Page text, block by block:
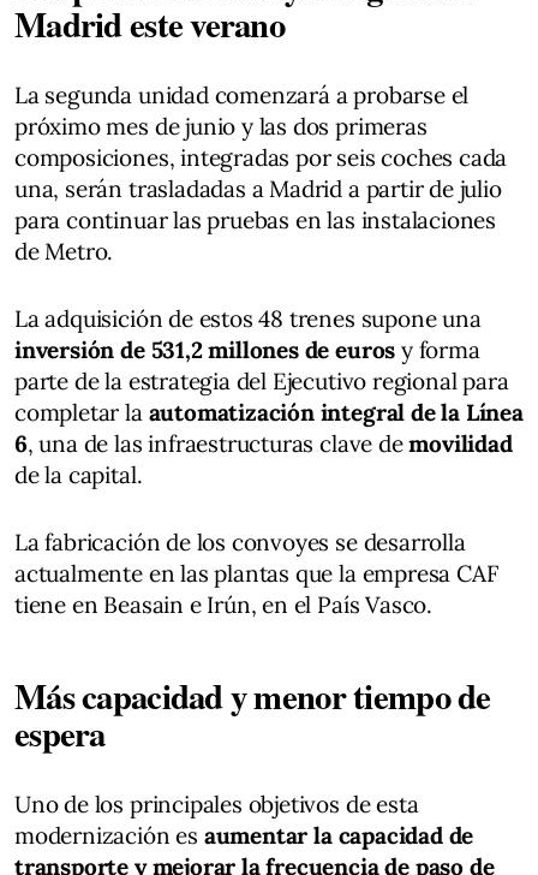
Madrid este verano
La segunda unidad comenzará a probarse el
próximo mes de junio y las dos primeras
composiciones, integradas por seis coches cada
una, serán trasladadas a Madrid a partir de julio
para continuar las pruebas en las instalaciones
de Metro.
La adquisición de estos 48 trenes supone una
inversión de 531,2 millones de euros y forma
parte de la estrategia del Ejecutivo regional para
completar la automatización integral de la Línea
6, una de las infraestructuras clave demovilidad
de la capital.
La fabricación de los convoyes se desarrolla
actualmente en las plantas que la empresa CAF
tiene en Beasain e Irún, en el País Vasco.
Más capacidad y menor tiempo de
espera
Uno de los principales objetivos de esta
modernización es aumentar la capacidad de
transporte y mejorar la frecuencia de paso de